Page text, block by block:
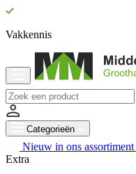
Vakkennis
Categorieën
Nieuw in ons assortiment
Extra